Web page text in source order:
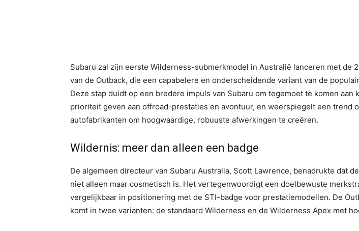
Subaru zal zijn eerste Wilderness-submerkmodel in Australië lanceren met de
van de Outback, die een capabelere en onderscheidende variant van de
Deze stap duidt op een bredere impuls van Subaru om tegemoet te komen aan
prioriteit geven aan offroad-prestaties en avontuur, en weerspiegelt een trend
autofabrikanten om hoogwaardige, robuuste afwerkingen te creëren.
Wildernis: meer dan alleen een badge
De algemeen directeur van Subaru Australia, Scott Lawrence, benadrukte dat
niet alleen maar cosmetisch is. Het vertegenwoordigt een doelbewuste
vergelijkbaar in positionering met de STI-badge voor prestatiemodellen. De
komt in twee varianten: de standaard Wilderness en de Wilderness Apex met